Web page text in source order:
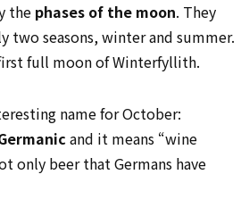
the phases of the moon. They
two seasons, winter and summer.
full moon of Winterfyllith.
name for October:
and it means “wine
only beer that Germans have